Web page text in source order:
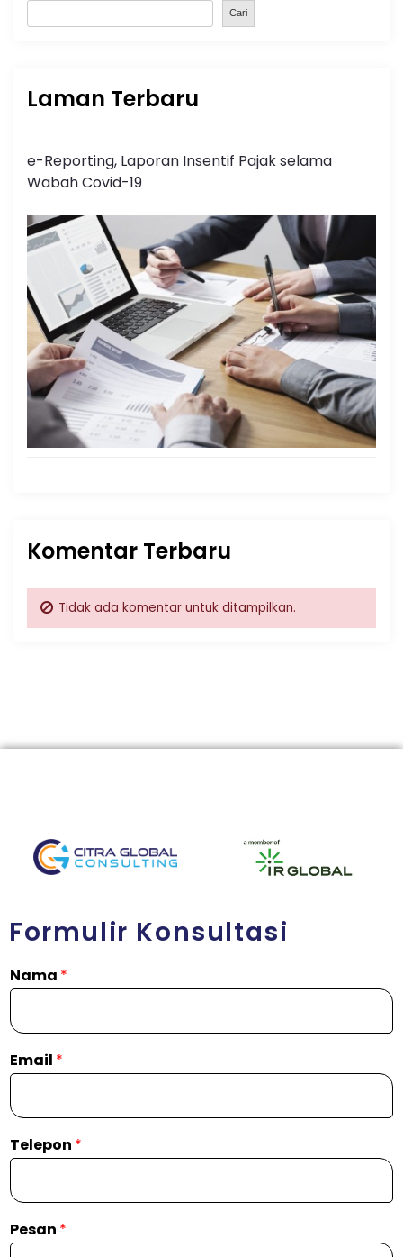
Cari
Laman Terbaru
e-Reporting, Laporan Insentif Pajak selama
Wabah Covid-19
Komentar Terbaru
Tidak ada komentar untuk ditampilkan.
Formulir Konsultasi
Nama *
Email *
Telepon *
Pesan *